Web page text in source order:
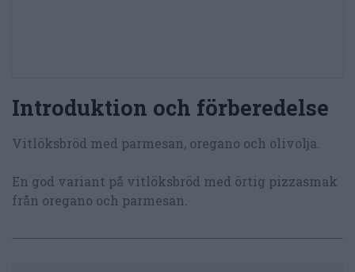
Introduktion och förberedelse
Vitlöksbröd med parmesan, oregano och olivolja.
En god variant på vitlöksbröd med örtig pizzasmak
från oregano och parmesan.